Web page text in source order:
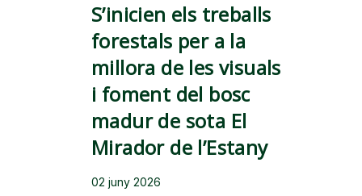
S’inicien els treballs
forestals per a la
millora de les visuals
i foment del bosc
madur de sota El
Mirador de l’Estany
02 juny 2026